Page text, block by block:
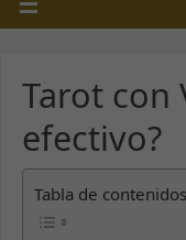
Tarot con
efectivo?
Tabla de contenidos